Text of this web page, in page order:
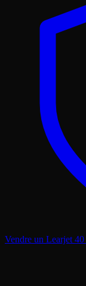
Vendre un Learjet 40